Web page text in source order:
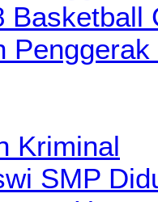
Basketball
Kriminal